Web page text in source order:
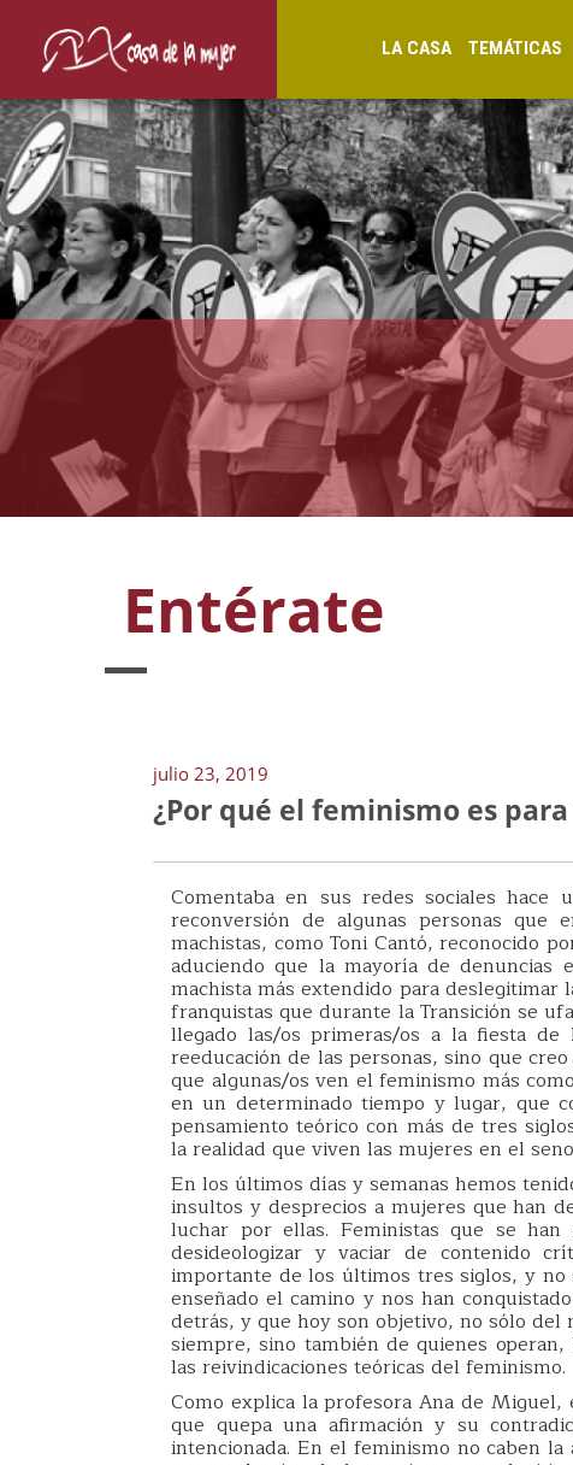
LA CASA TEMÁTICAS
Entérate
julio 23, 2019
¿Por qué el feminismo es
Comentaba en sus redes sociales
reconversión de algunas personas que
machistas, como Toni Cantó, reconocido
aduciendo que la mayoría de
machista más extendido para
franquistas que durante la Transición se
llegado las/os primeras/os a la fiesta
reeducación de las personas, sino que
que algunas/os ven el feminismo más
en un determinado tiempo y lugar, que
pensamiento teórico con más de tres
la realidad que viven las mujeres en el
En los últimos días y semanas hemos
insultos y desprecios a mujeres que han
luchar por ellas. Feministas que se han
desideologizar y vaciar de contenido
importante de los últimos tres siglos, y no
enseñado el camino y nos han
detrás, y que hoy son objetivo, no sólo del
siempre, sino también de quienes
las reivindicaciones teóricas del feminismo.
Como explica la profesora Ana de
que quepa una afirmación y su
intencionada. En el feminismo no caben